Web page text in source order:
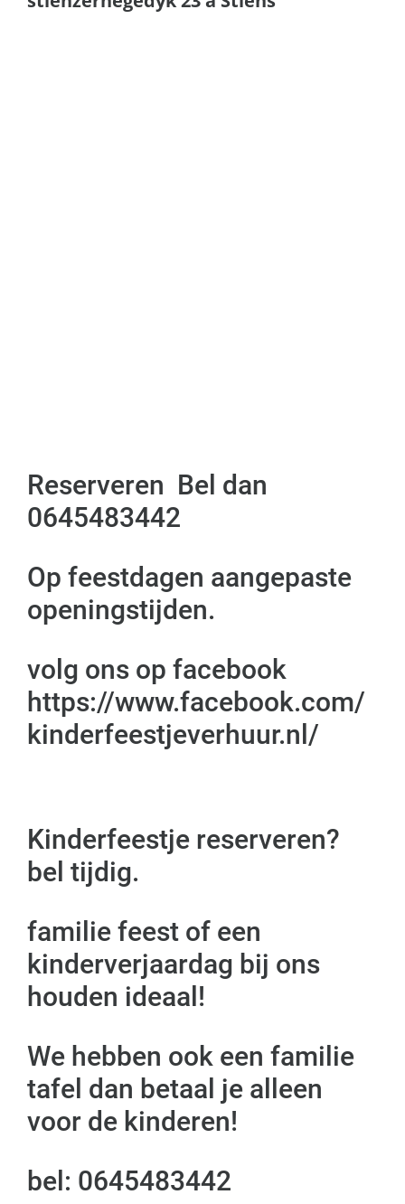
Reserveren Bel dan
0645483442
Op feestdagen aangepaste
openingstijden.
volg ons op facebook
https://www.facebook.com/
kinderfeestjeverhuur.nl/
Kinderfeestje reserveren?
bel tijdig.
familie feest of een
kinderverjaardag bij ons
houden ideaal!
We hebben ook een familie
tafel dan betaal je alleen
voor de kinderen!
bel: 0645483442